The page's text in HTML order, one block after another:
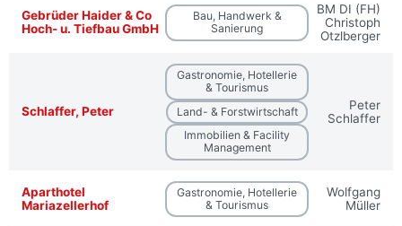
Gebrüder Haider & Co
Hoch- u. Tiefbau GmbH
Bau, Handwerk &
Sanierung
BM DI (FH)
Christoph
Otzlberger
Schlaffer, Peter
Gastronomie, Hotellerie
& Tourismus
Land- & Forstwirtschaft
Immobilien & Facility
Management
Peter
Schlaffer
Aparthotel
Mariazellerhof
Gastronomie, Hotellerie
& Tourismus
Wolfgang
Müller